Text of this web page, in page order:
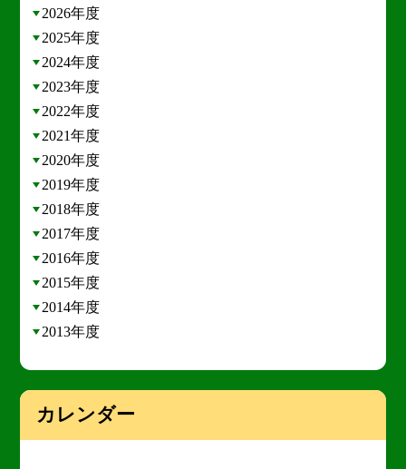
2026年度
2025年度
2024年度
2023年度
2022年度
2021年度
2020年度
2019年度
2018年度
2017年度
2016年度
2015年度
2014年度
2013年度
カレンダー